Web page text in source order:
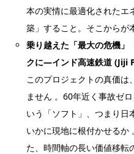
本の実情に最適化されたエ
築」すること。そこからが
乗り越えた「最大の危機」
クに―インド高速鉄道 (Jiji
このプロジェクトの真価は
ません 。60年近く事故ゼ
いう「ソフト」、つまり日
いかに現地に根付かせるか
た、時間軸の長い価値移転